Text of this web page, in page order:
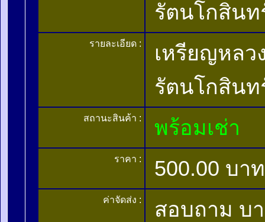
รัตนโกสินท
รายละเอียด :
เหรียญหลว
รัตนโกสินท
สถานะสินค้า : พร้อมเช่า
ราคา : 500.00 บาท
ค่าจัดส่ง : สอบถาม บ